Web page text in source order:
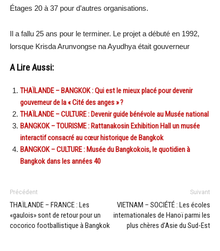
Étages 20 à 37 pour d’autres organisations.
Il a fallu 25 ans pour le terminer. Le projet a débuté en 1992,
lorsque Krisda Arunvongse na Ayudhya était gouverneur
A Lire Aussi:
THAÏLANDE – BANGKOK : Qui est le mieux placé pour devenir
gouverneur de la « Cité des anges » ?
THAÏLANDE – CULTURE : Devenir guide bénévole au Musée national
BANGKOK – TOURISME : Rattanakosin Exhibition Hall un musée
interactif consacré au cœur historique de Bangkok
BANGKOK – CULTURE : Musée du Bangkokois, le quotidien à
Bangkok dans les années 40
Précédent
THAÏLANDE – FRANCE : Les
«gaulois» sont de retour pour un
cocorico footballistique à Bangkok
Suivant
VIETNAM – SOCIÉTÉ : Les écoles
internationales de Hanoï parmi les
plus chères d’Asie du Sud-Est